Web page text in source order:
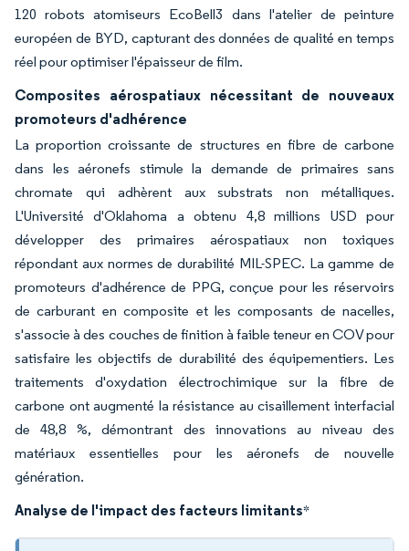
120 robots atomiseurs EcoBell3 dans l'atelier de peinture
européen de BYD, capturant des données de qualité en temps
réel pour optimiser l'épaisseur de film.
Composites aérospatiaux nécessitant de nouveaux
promoteurs d'adhérence
La proportion croissante de structures en fibre de carbone
dans les aéronefs stimule la demande de primaires sans
chromate qui adhèrent aux substrats non métalliques.
L'Université d'Oklahoma a obtenu 4,8 millions USD pour
développer des primaires aérospatiaux non toxiques
répondant aux normes de durabilité MIL-SPEC. La gamme de
promoteurs d'adhérence de PPG, conçue pour les réservoirs
de carburant en composite et les composants de nacelles,
s'associe à des couches de finition à faible teneur en COV pour
satisfaire les objectifs de durabilité des équipementiers. Les
traitements d'oxydation électrochimique sur la fibre de
carbone ont augmenté la résistance au cisaillement interfacial
de 48,8 %, démontrant des innovations au niveau des
matériaux essentielles pour les aéronefs de nouvelle
génération.
Analyse de l'impact des facteurs limitants*